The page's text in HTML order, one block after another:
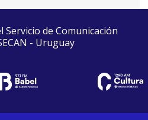
de Comunicación
- Uruguay